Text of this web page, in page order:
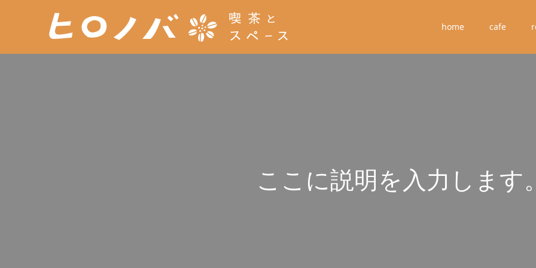
home cafe
こ こ に説明を入力 し ます。